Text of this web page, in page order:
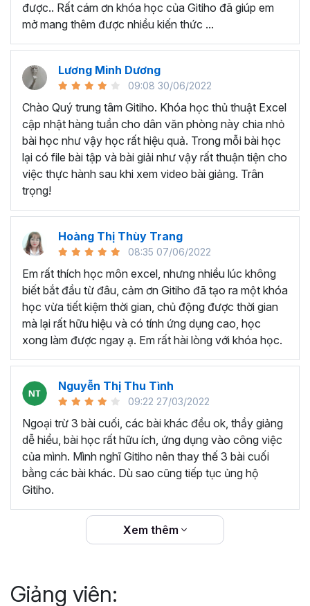
EXG02 - Thủ thuật Excel cập nhật hàng tuầnbạn hãy
để kết nối cho Gitiho qua hotline 0774 116 285 để được
tư vấn chi tiết nhé.
Nội dung bài giảng trong khóa
học thủ thuật trên Excel của
Gitiho?
Khóa học Thủ thuật Excel cập nhật các mẹo Excel văn
phòng hàng tuần, bạn có thể được update những nội
dung mới nhất về tin học văn phòng như sau:
Định dạng nhanh bằng công cụFormat Paintervà
toán, các thủ thuật excel tính tổng, đặt tên nhanh
cho bảng tính, hiển thị công thức trong ô, tạo ghi
chú và cố định dòng - cột.
Kỹ thuật định dạng và xử lý dữ liệu bao gồm tự động
thêm ký hiệu tiền tệ, viết biểu thức hóa học - toán
học và loại bỏ dữ liệu trùng lặp.
Tổng hợp thủ thuật với hàm, công thức bao gồm
cách tắt/mở gợi ý khi viết hàm, đặt tên và sử dụng
gian.
Tổng hợp hàm, công thức tính toán theo thời gian
như hàm tính toán theo tháng, tuổi, ngày hết hạn
hợp đồng,...
Hướng dẫn dùng các hàm và công thức nâng cao
nhưSUM, SUMIFS, VLOOKUP, INDEX, và các thủ
thuật hay trong Excel khác với hàm và công thức.
Những thiết lập chế độ làm việc trên Excel như thiết
lập theme, background, in ấn, và các thanh, tiêu đề,
đường kẻ lưới trong Excel.
và gán nội dung văn bản vào hình khối.
được.. Rất cám ơn khóa học của Gitiho đã giúp em
mở mang thêm được nhiều kiến thức ...
Lương Minh Dương
09:08 30/06/2022
Chào Quý trung tâm Gitiho. Khóa học thủ thuật Excel
cập nhật hàng tuần cho dân văn phòng này chia nhỏ
bài học như vậy học rất hiệu quả. Trong mỗi bài học
lại có file bài tập và bài giải như vậy rất thuận tiện cho
việc thực hành sau khi xem video bài giảng. Trân
trọng!
Hoàng Thị Thùy Trang
08:35 07/06/2022
Em rất thích học môn excel, nhưng nhiều lúc không
biết bắt đầu từ đâu, cảm ơn Gitiho đã tạo ra một khóa
học vừa tiết kiệm thời gian, chủ động được thời gian
mà lại rất hữu hiệu và có tính ứng dụng cao, học
xong làm được ngay ạ. Em rất hài lòng với khóa học.
Nguyễn Thị Thu Tình
09:22 27/03/2022
Ngoại trừ 3 bài cuối, các bài khác đều ok, thầy giảng
dễ hiểu, bài học rất hữu ích, ứng dụng vào công việc
của mình. Mình nghĩ Gitiho nên thay thế 3 bài cuối
bằng các bài khác. Dù sao cũng tiếp tục ủng hộ
Gitiho.
Xem thêm
Giảng viên: